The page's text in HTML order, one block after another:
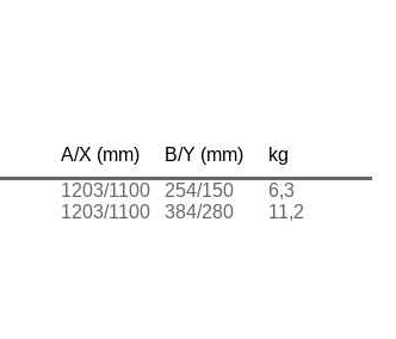
A/X (mm) B/Y (mm)
kg
1203/1100 254/150
6,3
1203/1100 384/280
11,2